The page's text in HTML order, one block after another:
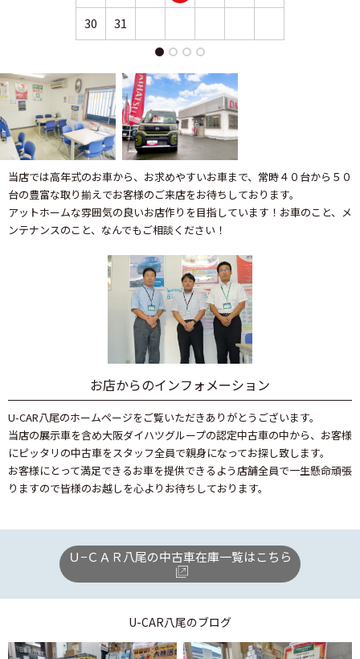
30
31
当店では高年式のお車から、お求めやすいお車まで、常時４０台から５０
台の豊富な取り揃えでお客様のご来店をお待ちしております。
アットホームな雰囲気の良いお店作りを目指しています！お車のこと、メ
ンテナンスのこと、なんでもご相談ください！
お店からのインフォメーション
U-CAR八尾のホームページをご覧いただきありがとうございます。
当店の展示車を含め大阪ダイハツグループの認定中古車の中から、お客様
にピッタリの中古車をスタッフ全員で親身になってお探し致します。
お客様にとって満足できるお車を提供できるよう店舗全員で一生懸命頑張
りますので皆様のお越しを心よりお待ちしております。
Ｕ−ＣＡＲ八尾の中古車在庫一覧はこちら
U-CAR八尾のブログ